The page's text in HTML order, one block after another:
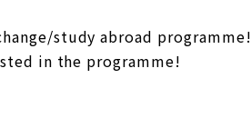
study abroad programme!
in the programme!